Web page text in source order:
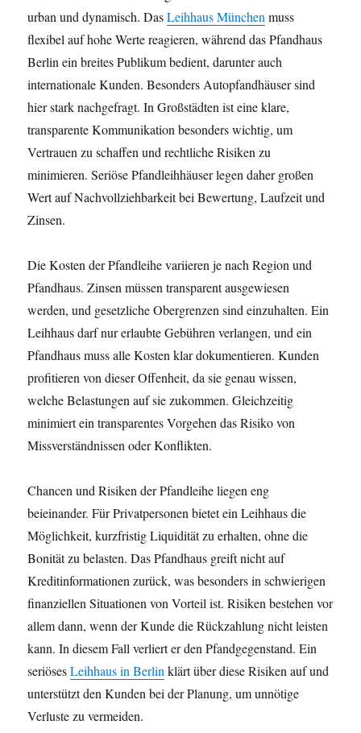
urban und dynamisch. DasLeihhaus München muss
flexibel auf hohe Werte reagieren, während das Pfandhaus
Berlin ein breites Publikum bedient, darunter auch
internationale Kunden. Besonders Autopfandhäuser sind
hier stark nachgefragt. In Großstädten ist eine klare,
transparente Kommunikation besonders wichtig, um
Vertrauen zu schaffen und rechtliche Risiken zu
minimieren. Seriöse Pfandleihhäuser legen daher großen
Wert auf Nachvollziehbarkeit bei Bewertung, Laufzeit und
Zinsen.
Die Kosten der Pfandleihe variieren je nach Region und
Pfandhaus. Zinsen müssen transparent ausgewiesen
werden, und gesetzliche Obergrenzen sind einzuhalten. Ein
Leihhaus darf nur erlaubte Gebühren verlangen, und ein
Pfandhaus muss alle Kosten klar dokumentieren. Kunden
profitieren von dieser Offenheit, da sie genau wissen,
welche Belastungen auf sie zukommen. Gleichzeitig
minimiert ein transparentes Vorgehen das Risiko von
Missverständnissen oder Konflikten.
Chancen und Risiken der Pfandleihe liegen eng
beieinander. Für Privatpersonen bietet ein Leihhaus die
Möglichkeit, kurzfristig Liquidität zu erhalten, ohne die
Bonität zu belasten. Das Pfandhaus greift nicht auf
Kreditinformationen zurück, was besonders in schwierigen
finanziellen Situationen von Vorteil ist. Risiken bestehen vor
allem dann, wenn der Kunde die Rückzahlung nicht leisten
kann. In diesem Fall verliert er den Pfandgegenstand. Ein
seriösesLeihhaus in Berlin klärt über diese Risiken auf und
unterstützt den Kunden bei der Planung, um unnötige
Verluste zu vermeiden.